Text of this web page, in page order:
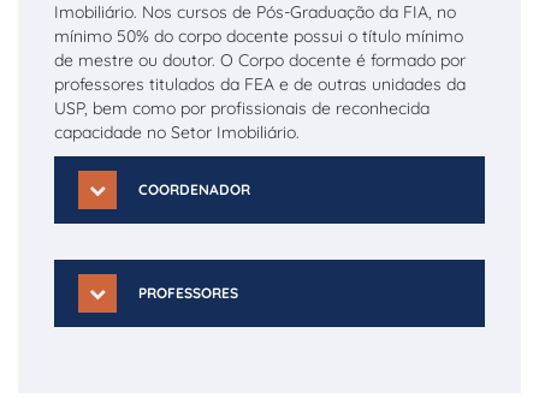
Imobiliário. Nos cursos de Pós-Graduação da FIA, no
mínimo 50% do corpo docente possui o título mínimo
de mestre ou doutor. O Corpo docente é formado por
professores titulados da FEA e de outras unidades da
USP, bem como por profissionais de reconhecida
capacidade no Setor Imobiliário.
COORDENADOR
PROFESSORES